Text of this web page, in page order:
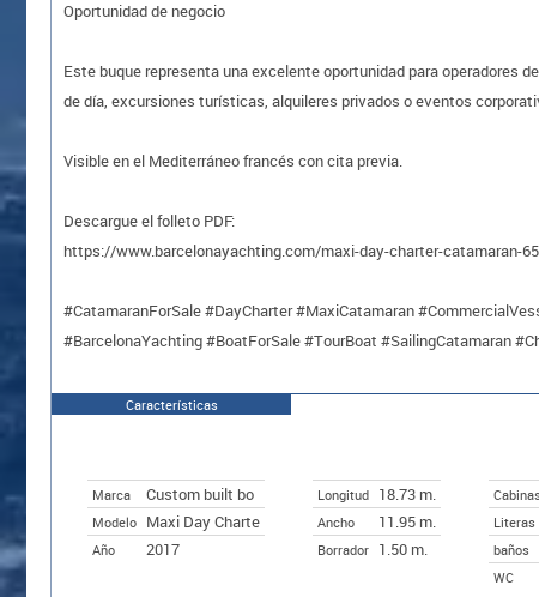
Oportunidad de negocio
Este buque representa una excelente oportunidad para operadores
de día, excursiones turísticas, alquileres privados o eventos
Visible en el Mediterráneo francés con cita previa.
Descargue el folleto PDF:
https://www.barcelonayachting.com/maxi-day-charter-catamaran-65
#CatamaranForSale #DayCharter #MaxiCatamaran
#BarcelonaYachting #BoatForSale #TourBoat #SailingCatamaran
Características
Marca Custom built bo
Modelo Maxi Day Charte
Año 2017
Longitud 18.73 m.
Ancho 11.95 m.
Borrador 1.50 m.
Cabinas
Literas
baños
WC